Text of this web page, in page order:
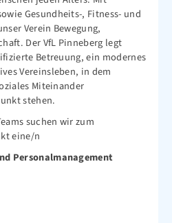
Gesundheits-, Fitness- und
Verein Bewegung,
Der VfL Pinneberg legt
Betreuung, ein modernes
Vereinsleben, in dem
Miteinander
stehen.
suchen wir zum
eine/n
Personalmanagement